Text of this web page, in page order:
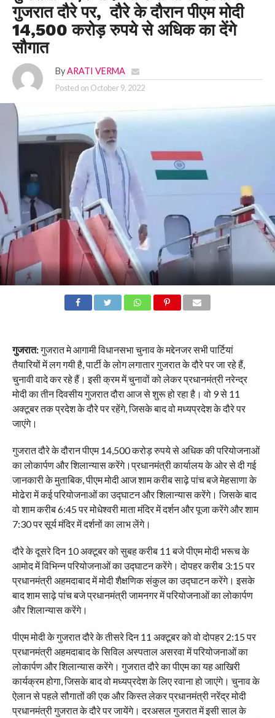
गुजरात दौरे पर, दौरे के दौरान पीएम मोदी
14,500 करोड़ रुपये से अधिक का देंगे
सौगात
By ARATI VERMA
Posted on October 9, 2022
गुजरात:गुजरात मे आगामी विधानसभा चुनाव के मद्देनजर सभी पार्टियां
तैयारियों में लग गयी है, पार्टी के लोग लगातार गुजरात के दौरे पर जा रहे हैं,
चुनावी वादे कर रहे हैं। इसी क्रम में चुनावों को लेकर प्रधानमंत्री नरेन्द्र
मोदी का तीन दिवसीय गुजरात दौरा आज से शुरू हो रहा है। वो 9 से 11
अक्टूबर तक प्रदेश के दौरे पर रहेंगे, जिसके बाद वो मध्यप्रदेश के दौरे पर
जाएंगे।
गुजरात दौरे के दौरान पीएम 14,500 करोड़ रुपये से अधिक की परियोजनाओं
का लोकार्पण और शिलान्यास करेंगे।प्रधानमंत्री कार्यालय के ओर से दी गई
जानकारी के मुताबिक, पीएम मोदी आज शाम करीब साढ़े पांच बजे मेहसाणा के
मोढेरा में कई परियोजनाओं का उद्घाटन और शिलान्यास करेंगे। जिसके बाद
वो शाम करीब 6:45 पर मोधेश्वरी माता मंदिर में दर्शन और पूजा करेंगे और शाम
7:30 पर सूर्य मंदिर में दर्शनों का लाभ लेंगे।
दौरे के दूसरे दिन 10 अक्टूबर को सुबह करीब 11 बजे पीएम मोदी भरूच के
आमोद में विभिन्न परियोजनाओं का उद्घाटन करेंगे। दोपहर करीब 3:15 पर
प्रधानमंत्री अहमदाबाद में मोदी शैक्षणिक संकुल का उद्घाटन करेंगे। इसके
बाद शाम साढ़े पांच बजे प्रधानमंत्री जामनगर में परियोजनाओं का लोकार्पण
और शिलान्यास करेंगे।
पीएम मोदी के गुजरात दौरे के तीसरे दिन 11 अक्टूबर को वो दोपहर 2:15 पर
प्रधानमंत्री अहमदाबाद के सिविल अस्पताल असरवा में परियोजनाओं का
लोकार्पण और शिलान्यास करेंगे। गुजरात दौरे का पीएम का यह आखिरी
कार्यक्रम होगा, जिसके बाद वो मध्यप्रदेश के लिए रवाना हो जाएंगे। चुनाव के
ऐलान से पहले सौगातों की एक और किस्त लेकर प्रधानमंत्री नरेंद्र मोदी
प्रधानमंत्री गुजरात के दौरे पर जायेंगे। दरअसल गुजरात में इसी साल के